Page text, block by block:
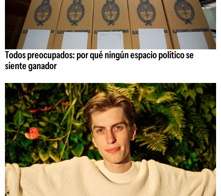
Todos preocupados: por qué ningún espacio político se
siente ganador